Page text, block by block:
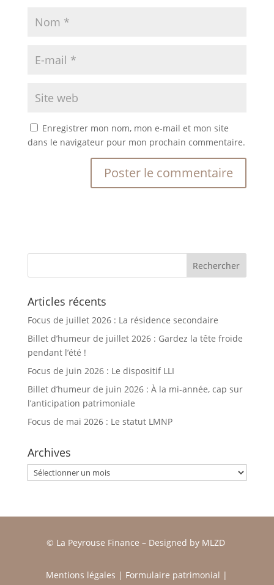
Enregistrer mon nom, mon e-mail et mon site
dans le navigateur pour mon prochain commentaire.
Articles récents
Focus de juillet 2026 : La résidence secondaire
Billet d’humeur de juillet 2026 : Gardez la tête froide
pendant l’été !
Focus de juin 2026 : Le dispositif LLI
Billet d’humeur de juin 2026 : À la mi-année, cap sur
l’anticipation patrimoniale
Focus de mai 2026 : Le statut LMNP
Archives
Archives
© La Peyrouse Finance –Designed by MLZD
Mentions légales | Formulaire patrimonial |